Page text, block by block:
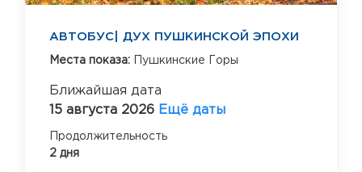
АВТОБУС| ДУХ ПУШКИНСКОЙ ЭПОХИ
Места показа: Пушкинские Горы
Ближайшая дата
15 августа 2026 Ещё даты
Продолжительность
2 дня